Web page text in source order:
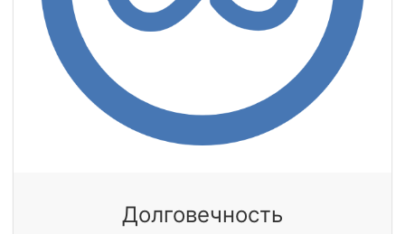
Долговечность